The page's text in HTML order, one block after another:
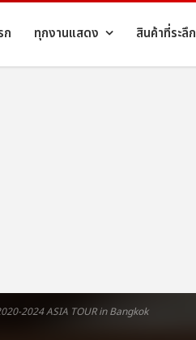
ก ทุกงานแสดง สินค้าที่ระลึก
2024 ASIA TOUR in Bangkok